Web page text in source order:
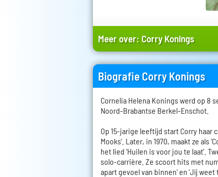
Meer over: Corry Konings
Biografie Corry Konings
Cornelia Helena Konings werd op 8
Noord-Brabantse Berkel-Enschot.
Op 15-jarige leeftijd start Corry haar
Mooks’. Later, in 1970, maakt ze als
het lied ‘Huilen is voor jou te laat’.
solo-carrière. Ze scoort hits met
apart gevoel van binnen' en 'Jij weet